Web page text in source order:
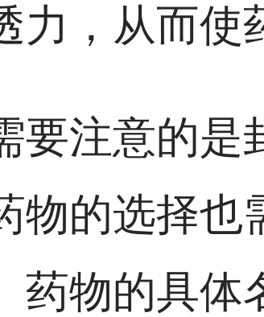
力，从而使
要注意的是
物的选择也
药物的具体